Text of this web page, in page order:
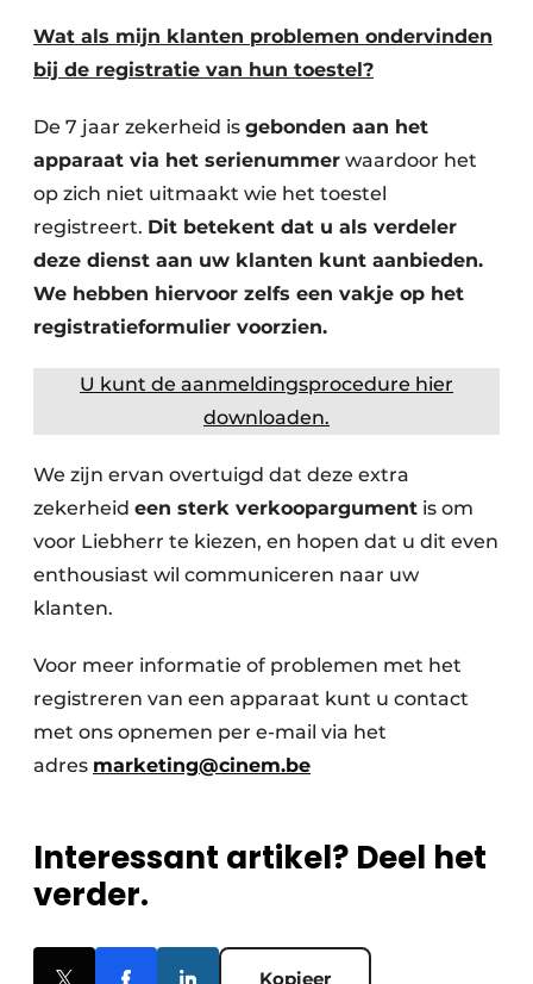
Wat als mijn klanten problemen ondervinden
bij de registratie van hun toestel?
De 7 jaar zekerheid is gebonden aan het
apparaat via het serienummer waardoor het
op zich niet uitmaakt wie het toestel
registreert. Dit betekent dat u als verdeler
deze dienst aan uw klanten kunt aanbieden.
We hebben hiervoor zelfs een vakje op het
registratieformulier voorzien.
U kunt de aanmeldingsprocedure hier
downloaden.
We zijn ervan overtuigd dat deze extra
zekerheid een sterk verkoopargument is om
voor Liebherr te kiezen, en hopen dat u dit even
enthousiast wil communiceren naar uw
klanten.
Voor meer informatie of problemen met het
registreren van een apparaat kunt u contact
met ons opnemen per e-mail via het
adres marketing@cinem.be
Interessant artikel? Deel het
verder.
Kopieer